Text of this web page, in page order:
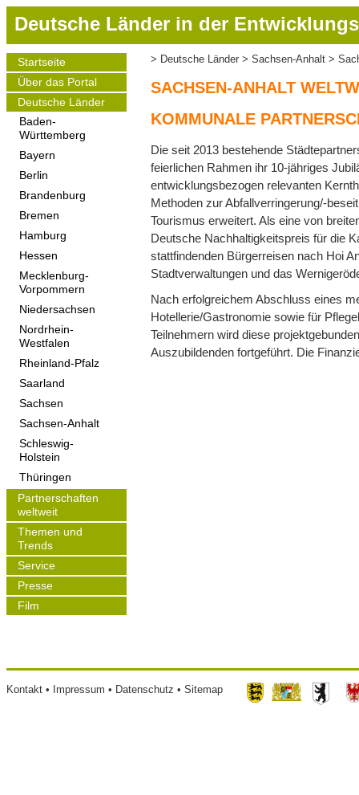
r
Deutsche Länder in der
Main
navigation
Startseite
Über das Portal
Deutsche Länder
Baden-
Württemberg
Bayern
Berlin
Brandenburg
Bremen
Hamburg
Hessen
Mecklenburg-
Vorpommern
Niedersachsen
Nordrhein-
Westfalen
Rheinland-Pfalz
Saarland
Sachsen
Sachsen-Anhalt
Schleswig-
Holstein
Thüringen
Partnerschaften
weltweit
Themen und
Trends
Service
Presse
Film
Deutsche Länder Sachsen-Anhalt
SACHSEN-ANHALT
KOMMUNALE
Die seit 2013 bestehende
feierlichen Rahmen ihr 10-jähriges
entwicklungsbezogen relevanten
Methoden zur Abfallverringerung/-
Tourismus erweitert. Als eine von
Deutsche Nachhaltigkeitspreis für die
stattfindenden Bürgerreisen nach Hoi
Stadtverwaltungen und das
Nach erfolgreichem Abschluss eines
Hotellerie/Gastronomie sowie für
Teilnehmern wird diese
Auszubildenden fortgeführt. Die
Footer
Kontakt Impressum Datenschutz Sitemap